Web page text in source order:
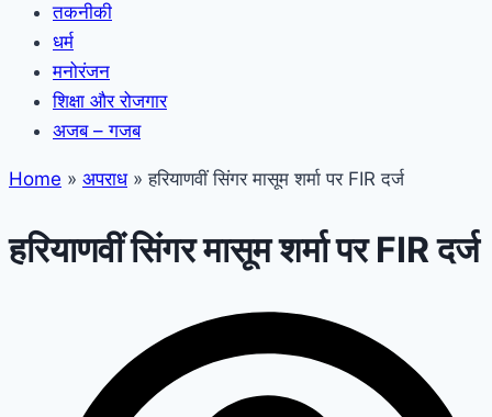
तकनीकी
धर्म
मनोरंजन
शिक्षा और रोजगार
अजब – गजब
Home » अपराध » हरियाणवीं सिंगर मासूम शर्मा पर FIR दर्ज
हरियाणवीं सिंगर मासूम शर्मा पर FIR दर्ज